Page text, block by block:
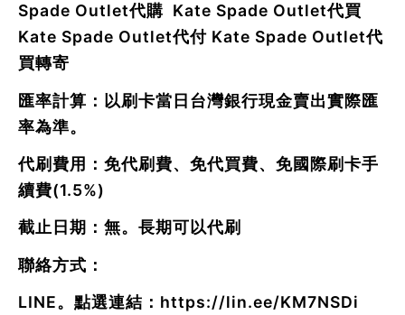
Spade Outlet代購 Kate Spade Outlet代買
Kate Spade Outlet代付 Kate Spade Outlet代
買轉寄
匯率計算：以刷卡當日台灣銀行現金賣出實際匯
率為準。
代刷費用：免代刷費、免代買費、免國際刷卡手
續費(1.5%)
截止日期：無。長期可以代刷
聯絡方式：
LINE。點選連結： https://lin.ee/KM7NSDi